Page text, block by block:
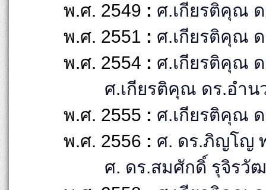
พ.ศ. 2549 : ศ.เกียรติคุณ
พ.ศ. 2551 : ศ.เกียรติคุณ
พ.ศ. 2554 : ศ.เกียรติคุณ
ศ.เกียรติคุณ ดร.อำน
พ.ศ. 2555 : ศ.เกียรติคุณ
พ.ศ. 2556 : ศ. ดร.ภิญโญ
ศ. ดร.สมศักดิ์ รุจิรวั